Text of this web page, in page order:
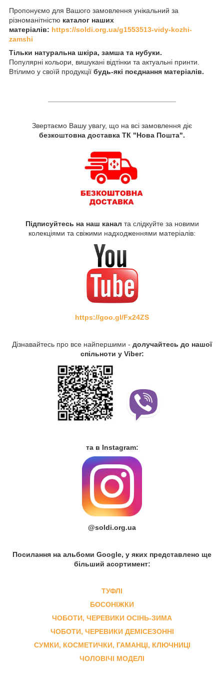
Пропонуємо для Вашого замовлення унікальний за
різноманітністю каталог наших
матеріалів: https://soldi.org.ua/g1553513-vidy-kozhi-
zamshi
Тільки натуральна шкіра, замша та нубуки.
Популярні кольори, вишукані відтінки та актуальні принти.
Втілимо у своїй продукції будь-які поєднання матеріалів.
Звертаємо Вашу увагу, що на всі замовлення діє
безкоштовна доставка ТК "Нова Пошта".
Підписуйтесь на наш канал та слідкуйте за новими
колекціями та свіжими надходженнями матеріалів:
https://goo.gl/Fx24ZS
Дізнавайтесь про все найпершими - долучайтесь до нашої
спільноти у Viber:
та в Instagram:
@soldi.org.ua
Посилання на альбоми Google, у яких представлено ще
більший асортимент:
ТУФЛІ
БОСОНІЖКИ
ЧОБОТИ, ЧЕРЕВИКИ ОСІНЬ-ЗИМА
ЧОБОТИ, ЧЕРЕВИКИ ДЕМІСЕЗОННІ
СУМКИ, КОСМЕТИЧКИ, ГАМАНЦІ, КЛЮЧНИЦІ
ЧОЛОВІЧІ МОДЕЛІ